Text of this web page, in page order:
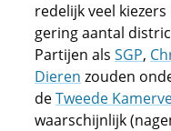
redelijk veel
gering aantal
Partijen als SGP,
Dieren zouden
deTweede
waarschijnlijk